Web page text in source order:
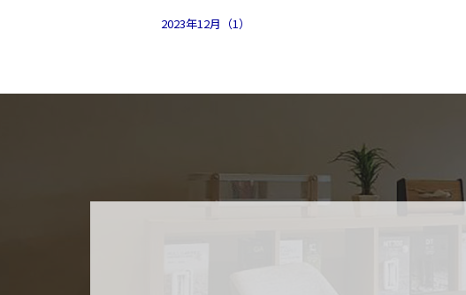
2023年12月（1）